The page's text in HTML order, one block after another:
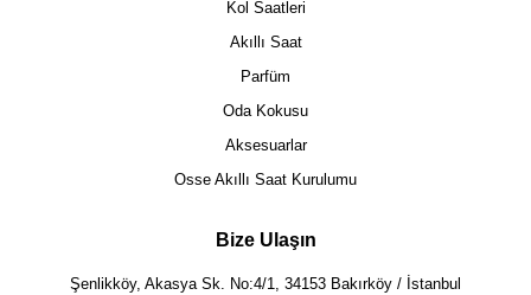
Kol Saatleri
Akıllı Saat
Parfüm
Oda Kokusu
Aksesuarlar
Osse Akıllı Saat Kurulumu
Bize Ulaşın
Şenlikköy, Akasya Sk. No:4/1, 34153 Bakırköy / İstanbul